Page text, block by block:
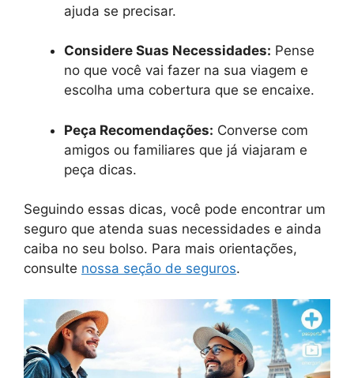
ajuda se precisar.
Considere Suas Necessidades: Pense
no que você vai fazer na sua viagem e
escolha uma cobertura que se encaixe.
Peça Recomendações: Converse com
amigos ou familiares que já viajaram e
peça dicas.
Seguindo essas dicas, você pode encontrar um
seguro que atenda suas necessidades e ainda
caiba no seu bolso. Para mais orientações,
consulte nossa seção de seguros.